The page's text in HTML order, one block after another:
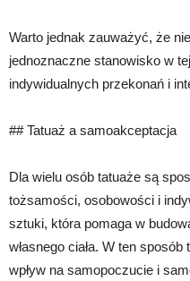
Warto jednak zauważyć, że
jednoznaczne stanowisko w
indywidualnych przekonań i
## Tatuaż a samoakceptacja
Dla wielu osób tatuaże są
tożsamości, osobowości i
sztuki, która pomaga w
własnego ciała. W ten
wpływ na samopoczucie i